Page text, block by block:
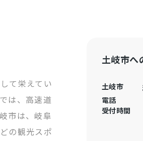
て栄えてい
は、高速道
市は、岐阜
の観光スポ
土岐市へ
土岐市
電話
受付時間